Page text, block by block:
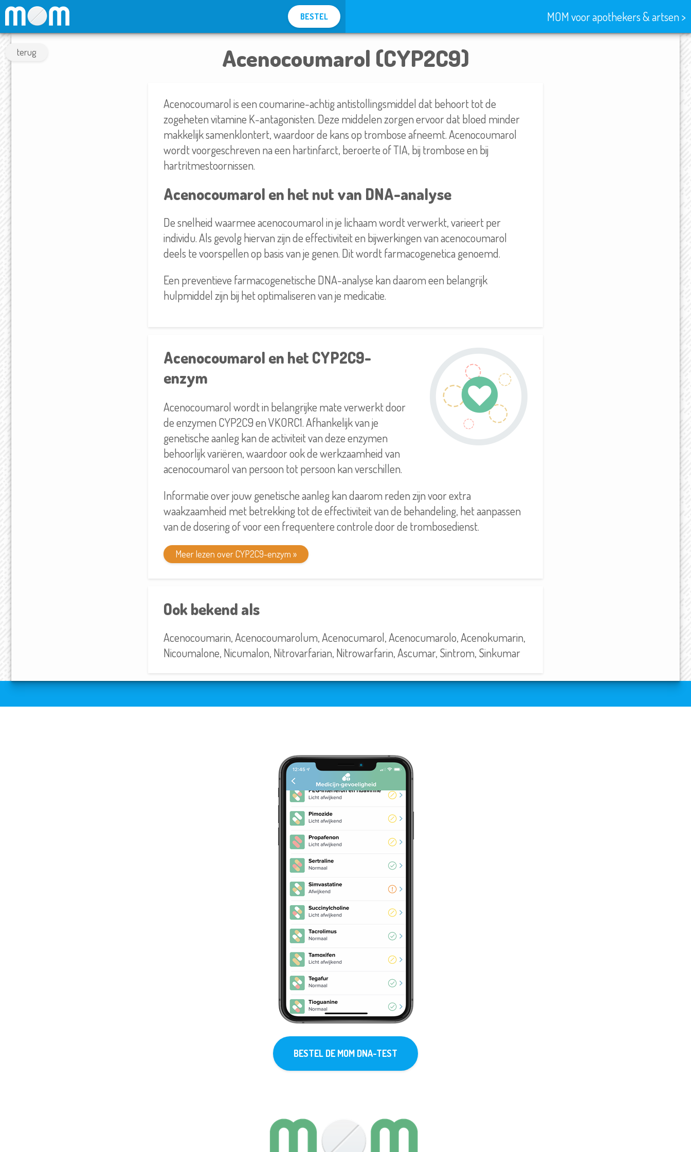
BESTEL MOM voor apothekers & artsen >
terug Acenocoumarol (CYP2C9)
Acenocoumarol is een coumarine-achtig antistollingsmiddel dat behoort tot de
zogeheten vitamine K-antagonisten. Deze middelen zorgen ervoor dat bloed minder
makkelijk samenklontert, waardoor de kans op trombose afneemt. Acenocoumarol
wordt voorgeschreven na een hartinfarct, beroerte of TIA, bij trombose en bij
hartritmestoornissen.
Acenocoumarol en het nut van DNA-analyse
De snelheid waarmee acenocoumarol in je lichaam wordt verwerkt, varieert per
individu. Als gevolg hiervan zijn de effectiviteit en bijwerkingen van acenocoumarol
deels te voorspellen op basis van je genen. Dit wordt farmacogenetica genoemd.
Een preventieve farmacogenetische DNA-analyse kan daarom een belangrijk
hulpmiddel zijn bij het optimaliseren van je medicatie.
Acenocoumarol en het CYP2C9-
enzym
Acenocoumarol wordt in belangrijke mate verwerkt door
de enzymen CYP2C9 en VKORC1. Afhankelijk van je
genetische aanleg kan de activiteit van deze enzymen
behoorlijk variëren, waardoor ook de werkzaamheid van
acenocoumarol van persoon tot persoon kan verschillen.
Informatie over jouw genetische aanleg kan daarom reden zijn voor extra
waakzaamheid met betrekking tot de effectiviteit van de behandeling, het aanpassen
van de dosering of voor een frequentere controle door de trombosedienst.
Meer lezen over CYP2C9-enzym »
Ook bekend als
Acenocoumarin, Acenocoumarolum, Acenocumarol, Acenocumarolo, Acenokumarin,
Nicoumalone, Nicumalon, Nitrovarfarian, Nitrowarfarin, Ascumar, Sintrom, Sinkumar
BESTEL DE MOM DNA-TEST